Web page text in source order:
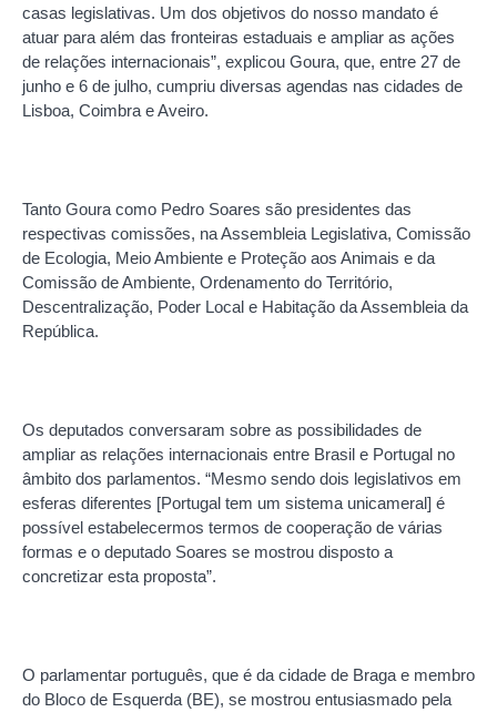
casas legislativas. Um dos objetivos do nosso mandato é
atuar para além das fronteiras estaduais e ampliar as ações
de relações internacionais”, explicou Goura, que, entre 27 de
junho e 6 de julho, cumpriu diversas agendas nas cidades de
Lisboa, Coimbra e Aveiro.
Tanto Goura como Pedro Soares são presidentes das
respectivas comissões, na Assembleia Legislativa, Comissão
de Ecologia, Meio Ambiente e Proteção aos Animais e da
Comissão de Ambiente, Ordenamento do Território,
Descentralização, Poder Local e Habitação da Assembleia da
República.
Os deputados conversaram sobre as possibilidades de
ampliar as relações internacionais entre Brasil e Portugal no
âmbito dos parlamentos. “Mesmo sendo dois legislativos em
esferas diferentes [Portugal tem um sistema unicameral] é
possível estabelecermos termos de cooperação de várias
formas e o deputado Soares se mostrou disposto a
concretizar esta proposta”.
O parlamentar português, que é da cidade de Braga e membro
do Bloco de Esquerda (BE), se mostrou entusiasmado pela